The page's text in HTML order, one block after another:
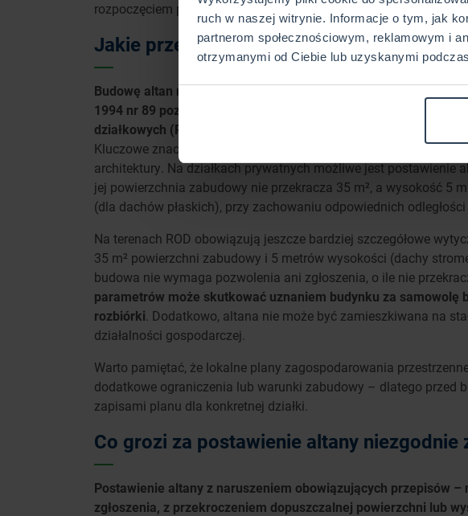
ruch w naszej witrynie. Informacje o tym, jak
partnerom społecznościowym, reklamowym i
otrzymanymi od Ciebie lub uzyskanymi
rozpoczęciem prac warto skonsultować się z lokalnym urzędem.
Jakie przepisy regulują budowę altanek na
Budowę altan na działkach regulują przede wszystkim przepisy
1994 nr 89 poz. 414 z późn. zm.), a w przypadku działek na
działkowych (ROD) – także ustawa o rodzinnych ogrodach
Kluczowe znaczenie mają tu zapisy dotyczące budynków
architektury. Na działkach prywatnych możliwe jest postawienie
jej powierzchnia zabudowy nie przekracza 35 m², a wysokość 5
(dla dachów płaskich), przy zachowaniu odpowiednich odległości
Na terenach ROD obowiązują jeszcze bardziej szczegółowe
35 m² powierzchni zabudowy i 5 metrów wysokości (dachy
budowa nie wymaga pozwolenia ani zgłoszenia, o ile nie
parametrów może skutkować uznaniem budynku za samowolę
rozbiórki . Dodatkowo, altana nie może być zamieszkiwana na
działalności gospodarczej.
Warto pamiętać, że lokalne plany zagospodarowania
dodatkowe ograniczenia lub warunki zabudowy – dlatego przed
zapisami planu dla konkretnej działki.
Co grozi za postawienie altany niezgodnie
Postawienie altany z naruszeniem obowiązujących przepisów –
zgłoszenia, z przekroczeniem dopuszczalnej powierzchni lub